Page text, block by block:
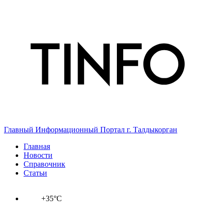
Главный Информационный Портал г. Талдыкорган
Главная
Новости
Справочник
Статьи
+35°C